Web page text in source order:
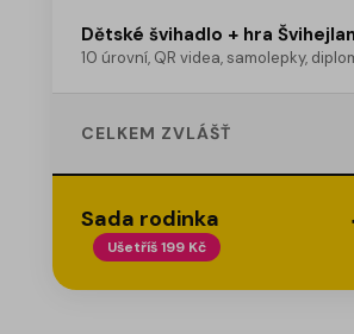
Dětské švihadlo + hra
10 úrovní, QR videa, samolepky,
CELKEM ZVLÁŠŤ
Sada rodinka
Ušetříš 199 Kč